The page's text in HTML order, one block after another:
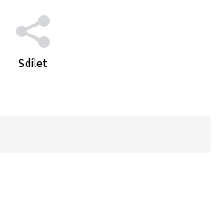
Sdílet